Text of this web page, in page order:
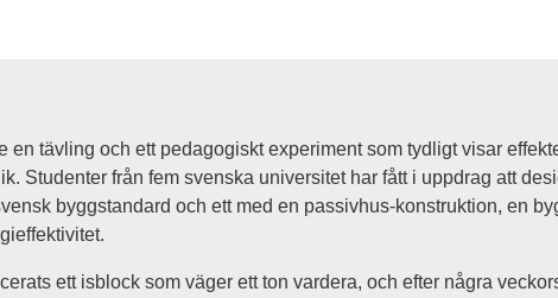
en tävling och ett pedagogiskt experiment som tydligt visar
Studenter från fem svenska universitet har fått i uppdrag att
byggstandard och ett med en passivhus-konstruktion, en
ett isblock som väger ett ton vardera, och efter några